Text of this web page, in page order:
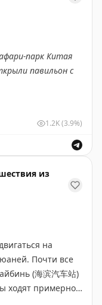
парк Китая
павильон с
– парень,
родилась
предпочитает
у них, прямо
с климат-
на случай
зоны
с
По
1.2K(3.9%)
из
на
юаней. Почти все
(海滨汽车站)
ходят примерно с